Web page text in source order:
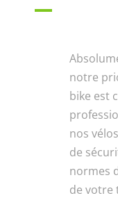
A
notre
bike est
nos
de
normes
de votre